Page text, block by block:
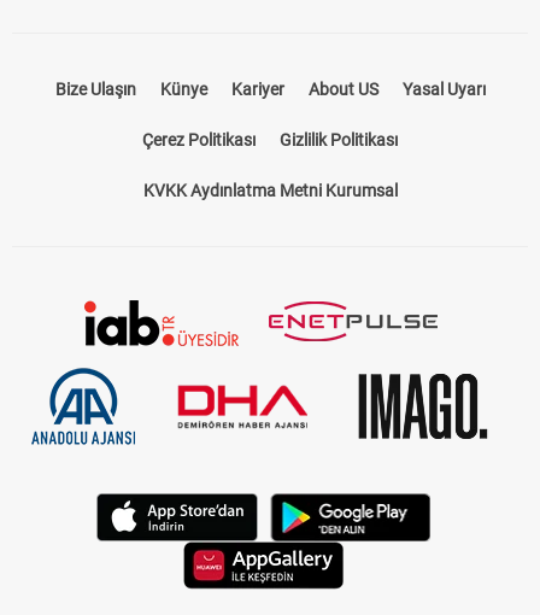
Bize Ulaşın Künye Kariyer About US Yasal Uyarı
Çerez Politikası Gizlilik Politikası
KVKK Aydınlatma Metni Kurumsal